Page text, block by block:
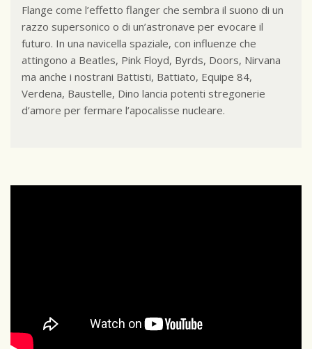
Flange come l’effetto flanger che sembra il suono di un
razzo supersonico o di un’astronave per evocare il
futuro. In una navicella spaziale, con influenze che
attingono a Beatles, Pink Floyd, Byrds, Doors, Nirvana
ma anche i nostrani Battisti, Battiato, Equipe 84,
Verdena, Baustelle, Dino lancia potenti stregonerie
d’amore per fermare l’apocalisse nucleare.